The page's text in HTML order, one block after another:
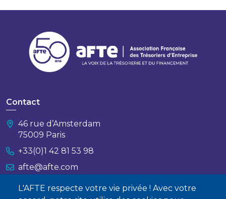
L'AFTE respecte votre vie privée ! Avec votre
Contact
46 rue d’Amsterdam
75009 Paris
+33(0)1 42 81 53 98
afte@afte.com
Nous contacter